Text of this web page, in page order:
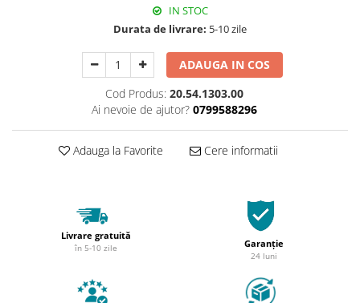
IN STOC
Durata de livrare: 5-10 zile
ADAUGA IN COS
Cod Produs: 20.54.1303.00
Ai nevoie de ajutor? 0799588296
Adauga la Favorite Cere informatii
Livrare gratuită
în 5-10 zile Garanție
24 luni